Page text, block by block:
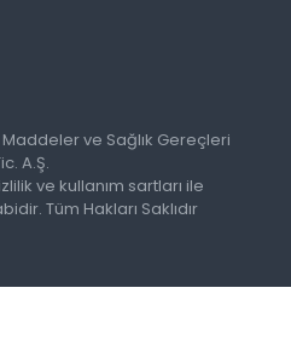
ve Sağlık Gereçleri
A.Ş.
ve kullanım sartları ile
Tüm Hakları Saklıdır